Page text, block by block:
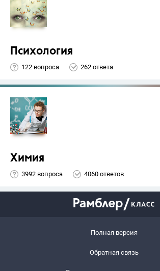
Психология
122 вопроса 262 ответа
Химия
3992 вопроса 4060 ответов
Полная версия
Обратная связь